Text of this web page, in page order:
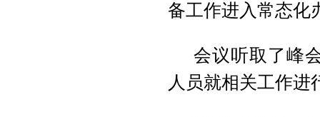
备工作进入常态化
会议听取了峰
人员就相关工作进